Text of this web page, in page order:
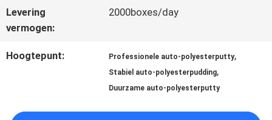
VRAAG
EEN
OFFERTE
Levering
vermogen:
2000boxes/day
Hoogtepunt: Professionele auto-polyesterputty,
Stabiel auto-polyesterpudding,
Duurzame auto-polyesterputty